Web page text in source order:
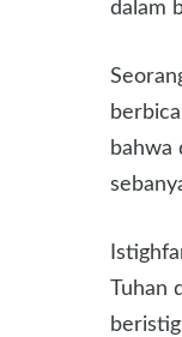
dalam
bahwa
Tuhan